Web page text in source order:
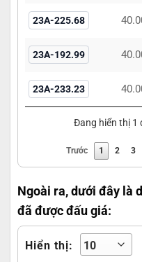
23A-225.68
23A-192.99
23A-233.23
Đang hiển thị 1
Trước 1 2 3
Ngoài ra, dưới đây là
đã được đấu giá:
Hiển thị: